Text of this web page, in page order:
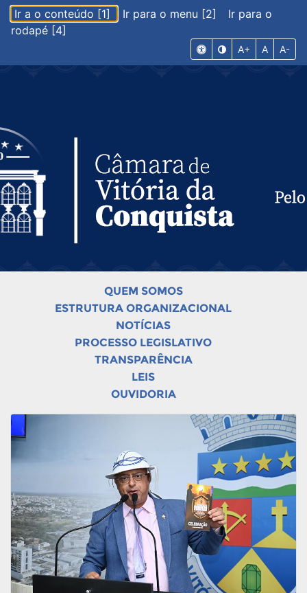
Ir a o conteúdo [1] Ir para o menu [2]
Ir para o
rodapé [4]
A+ A A-
QUEM SOMOS
ESTRUTURA ORGANIZACIONAL
NOTÍCIAS
PROCESSO LEGISLATIVO
TRANSPARÊNCIA
LEIS
OUVIDORIA